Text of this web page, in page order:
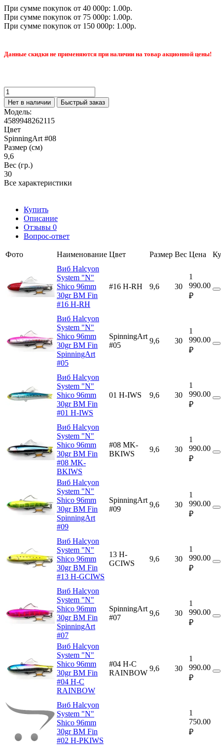
При сумме покупок от 40 000р: 1.00р.
При сумме покупок от 75 000р: 1.00р.
При сумме покупок от 150 000р: 1.00р.
Данные скидки не применяются при наличии на товар акционной цены!
Нет в наличии Быстрый заказ
Модель:
4589948262115
Цвет
SpinningArt #08
Размер (см)
9,6
Вес (гр.)
30
Все характеристики
Купить
Описание
Отзывы 0
Вопрос-ответ
Фото Наименование Цвет Размер Вес Цена
Виб Halcyon
System "N"
Shico 96mm
30gr BM Fin
#16 H-RH
#16 H-RH 9,6 30
1
990.00
₽
Виб Halcyon
System "N"
Shico 96mm
30gr BM Fin
SpinningArt
#05
SpinningArt
#05
9,6 30
1
990.00
₽
Виб Halcyon
System "N"
Shico 96mm
30gr BM Fin
#01 H-IWS
01 H-IWS 9,6 30
1
990.00
₽
Виб Halcyon
System "N"
Shico 96mm
30gr BM Fin
#08 MK-
BKIWS
#08 MK-
BKIWS
9,6 30
1
990.00
₽
Виб Halcyon
System "N"
Shico 96mm
30gr BM Fin
SpinningArt
#09
SpinningArt
#09
9,6 30
1
990.00
₽
Виб Halcyon
System "N"
Shico 96mm
30gr BM Fin
#13 H-GCIWS
13 H-
GCIWS
9,6 30
1
990.00
₽
Виб Halcyon
System "N"
Shico 96mm
30gr BM Fin
SpinningArt
#07
SpinningArt
#07
9,6 30
1
990.00
₽
Виб Halcyon
System "N"
Shico 96mm
30gr BM Fin
#04 H-C
RAINBOW
#04 H-C
RAINBOW
9,6 30
1
990.00
₽
Виб Halcyon
System "N"
Shico 96mm
30gr BM Fin
#02 H-PKIWS
1
750.00
₽